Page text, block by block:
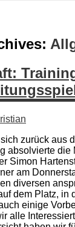
zurück aus
absolvierte die
Simon
am
diversen
dem Platz, in
einige
alle